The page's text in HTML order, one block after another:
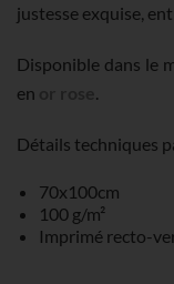
justesse exquise,
Disponible dans le
en
Détails techniques
70x100cm
100 g/m²
Imprimé recto-